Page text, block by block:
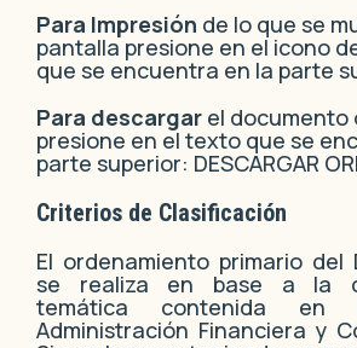
Para Impresión de lo que se
pantalla presione en el icono
que se encuentra en la parte
Para descargar el documento
presione en el texto que se
parte superior: DESCARGAR
Criterios de Clasificación
El ordenamiento primario del
se realiza en base a la
temática contenida
Administración Financiera y